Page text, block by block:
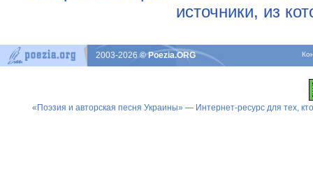
источники, из
2003-2026© Poezia.ORG
«Поэзия и авторская песня Украины» — Интернет-ресурс для тех,